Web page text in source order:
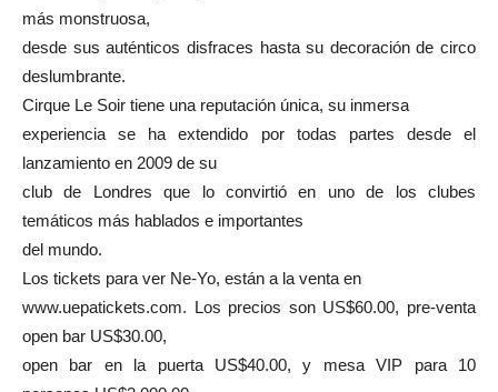
más monstruosa,
desde sus auténticos disfraces hasta su decoración de circo
deslumbrante.
Cirque Le Soir tiene una reputación única, su inmersa
experiencia se ha extendido por todas partes desde el
lanzamiento en 2009 de su
club de Londres que lo convirtió en uno de los clubes
temáticos más hablados e importantes
del mundo.
Los tickets para ver Ne-Yo, están a la venta en
www.uepatickets.com. Los precios son US$60.00, pre-venta
open bar US$30.00,
open bar en la puerta US$40.00, y mesa VIP para 10